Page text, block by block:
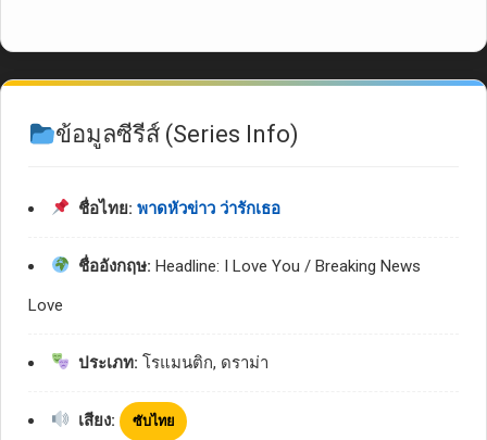
ข้อมูลซีรีส์ (Series Info)
ชื่อไทย: พาดหัวข่าว ว่ารักเธอ
ชื่ออังกฤษ: Headline: I Love You / Breaking News
Love
ประเภท: โรแมนติก, ดราม่า
เสียง: ซับไทย